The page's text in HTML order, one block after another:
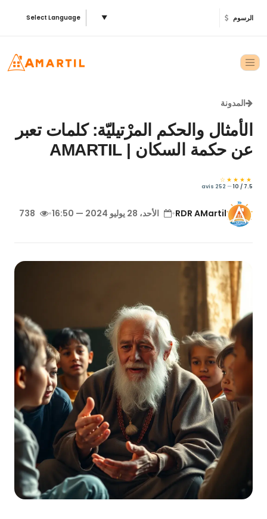
Select Language ▼ الرسوم
المدونة
الأمثال والحكم المرْتيليّة: كلمات تعبر
عن حكمة السكان | AMARTIL
★★★★☆
7.5 / 10
—
252 avis
RDR AMartil
• الأحد، 28 يوليو 2024 — 16:50 •